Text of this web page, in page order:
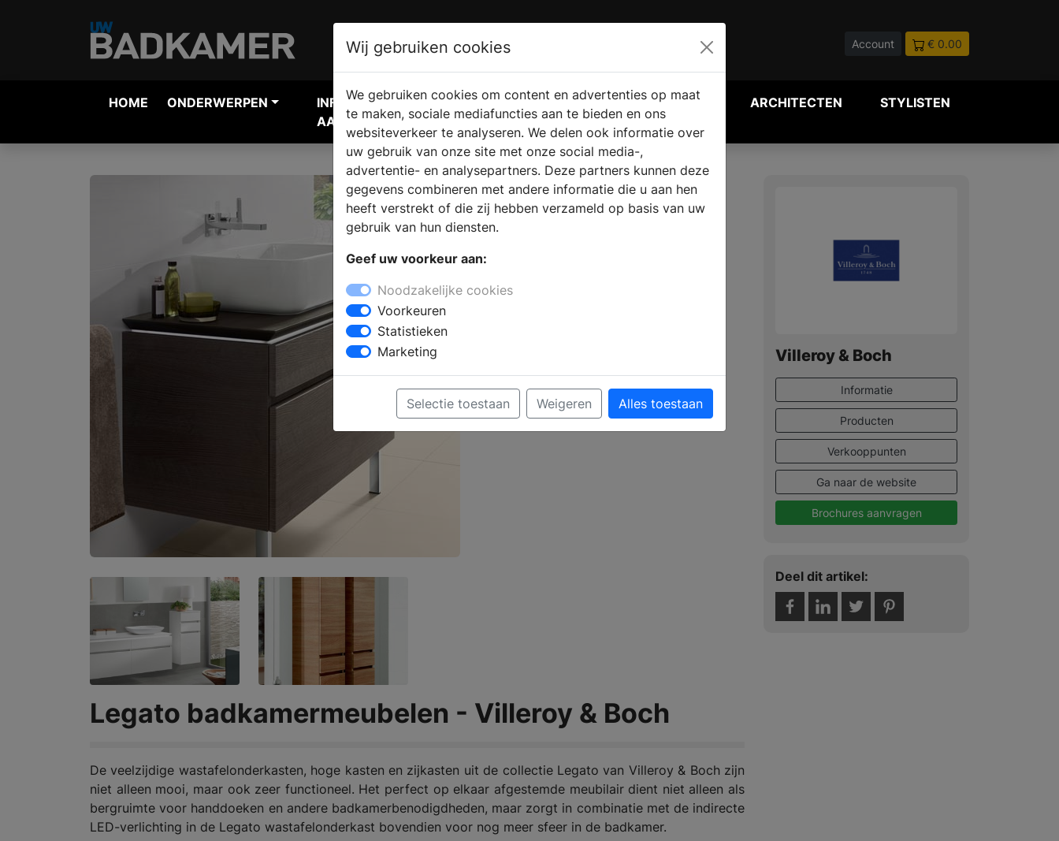
Account € 0.00
HOME ONDERWERPEN
INFORMATIE
AANVRAGEN
VERKOOPLOCATIE
VINDEN
WEBSHOP ARCHITECTEN STYLISTEN
Legato badkamermeubelen - Villeroy & Boch
De veelzijdige wastafelonderkasten, hoge kasten en zijkasten uit de collectie Legato van Villeroy & Boch zijn
niet alleen mooi, maar ook zeer functioneel. Het perfect op elkaar afgestemde meubilair dient niet alleen als
bergruimte voor handdoeken en andere badkamerbenodigdheden, maar zorgt in combinatie met de indirecte
LED-verlichting in de Legato wastafelonderkast bovendien voor nog meer sfeer in de badkamer.
Villeroy & Boch
Informatie
Producten
Verkooppunten
Ga naar de website
Brochures aanvragen
Deel dit artikel:
Wij gebruiken cookies
We gebruiken cookies om content en advertenties op maat
te maken, sociale mediafuncties aan te bieden en ons
websiteverkeer te analyseren. We delen ook informatie over
uw gebruik van onze site met onze social media-,
advertentie- en analysepartners. Deze partners kunnen deze
gegevens combineren met andere informatie die u aan hen
heeft verstrekt of die zij hebben verzameld op basis van uw
gebruik van hun diensten.
Geef uw voorkeur aan:
Noodzakelijke cookies
Voorkeuren
Statistieken
Marketing
Selectie toestaan Weigeren Alles toestaan